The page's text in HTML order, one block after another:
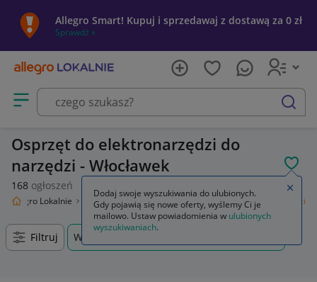
Allegro Smart! Kupuj i sprzedawaj z dostawą za 0 zł
Sprawdź »
Otwórz menu z kategoriami
szukaj
Osprzęt do elektronarzędzi do
narzędzi - Włocławek
168 ogłoszeń
Allegro Lokalnie Dom i Ogród Narzędzia Osprzęt do elektronarzędzi
Filtruj Włocławek, Kujawsko-pomorskie, +0 km
Dodaj swoje wyszukiwania do ulubionych.
Gdy pojawią się nowe oferty, wyślemy Ci je
mailowo. Ustaw powiadomienia w ulubionych
wyszukiwaniach.